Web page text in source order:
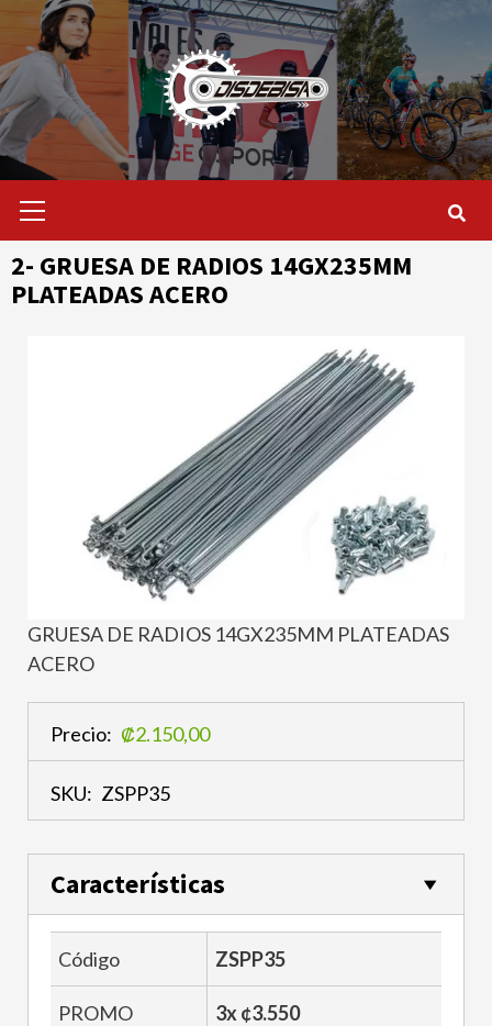
Saltar
contenido
primario
2- GRUESA DE RADIOS 14GX235MM
PLATEADAS ACERO
GRUESA DE RADIOS 14GX235MM PLATEADAS
ACERO
Precio: ₡2.150,00
SKU: ZSPP35
Características
Código ZSPP35
PROMO 3x ¢3.550